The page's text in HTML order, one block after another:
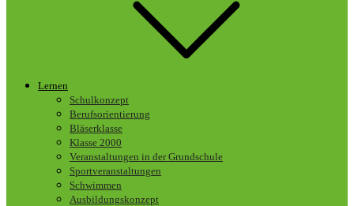
Lernen
Schulkonzept
Berufsorientierung
Bläserklasse
Klasse 2000
Veranstaltungen in der Grundschule
Sportveranstaltungen
Schwimmen
Ausbildungskonzept